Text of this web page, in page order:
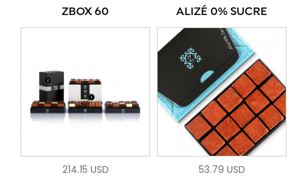
ZBOX 60
214.15 USD
ALIZÉ 0% SUCRE
53.79 USD